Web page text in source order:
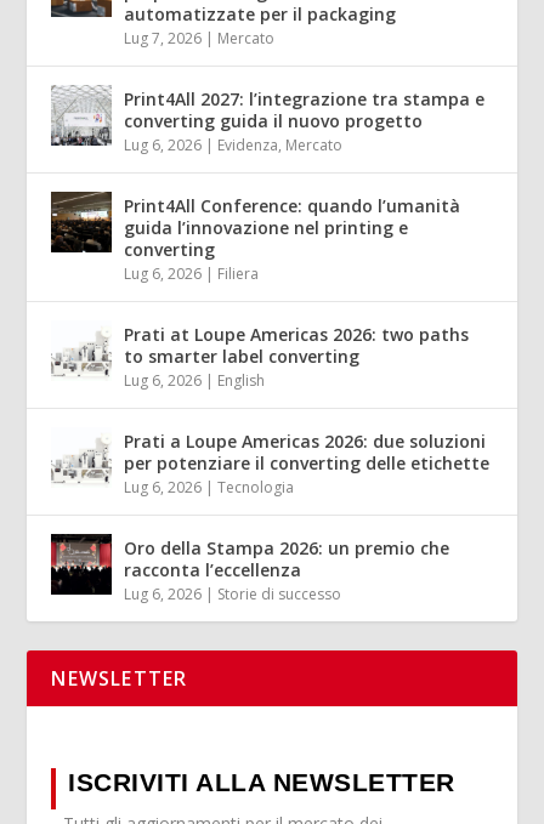
automatizzate per il packaging
Lug 7, 2026 | Mercato
Print4All 2027: l’integrazione tra stampa e
converting guida il nuovo progetto
Lug 6, 2026 | Evidenza, Mercato
Print4All Conference: quando l’umanità
guida l’innovazione nel printing e
converting
Lug 6, 2026 | Filiera
Prati at Loupe Americas 2026: two paths
to smarter label converting
Lug 6, 2026 | English
Prati a Loupe Americas 2026: due soluzioni
per potenziare il converting delle etichette
Lug 6, 2026 |Tecnologia
Oro della Stampa 2026: un premio che
racconta l’eccellenza
Lug 6, 2026 | Storie di successo
NEWSLETTER
ISCRIVITI ALLA NEWSLETTER